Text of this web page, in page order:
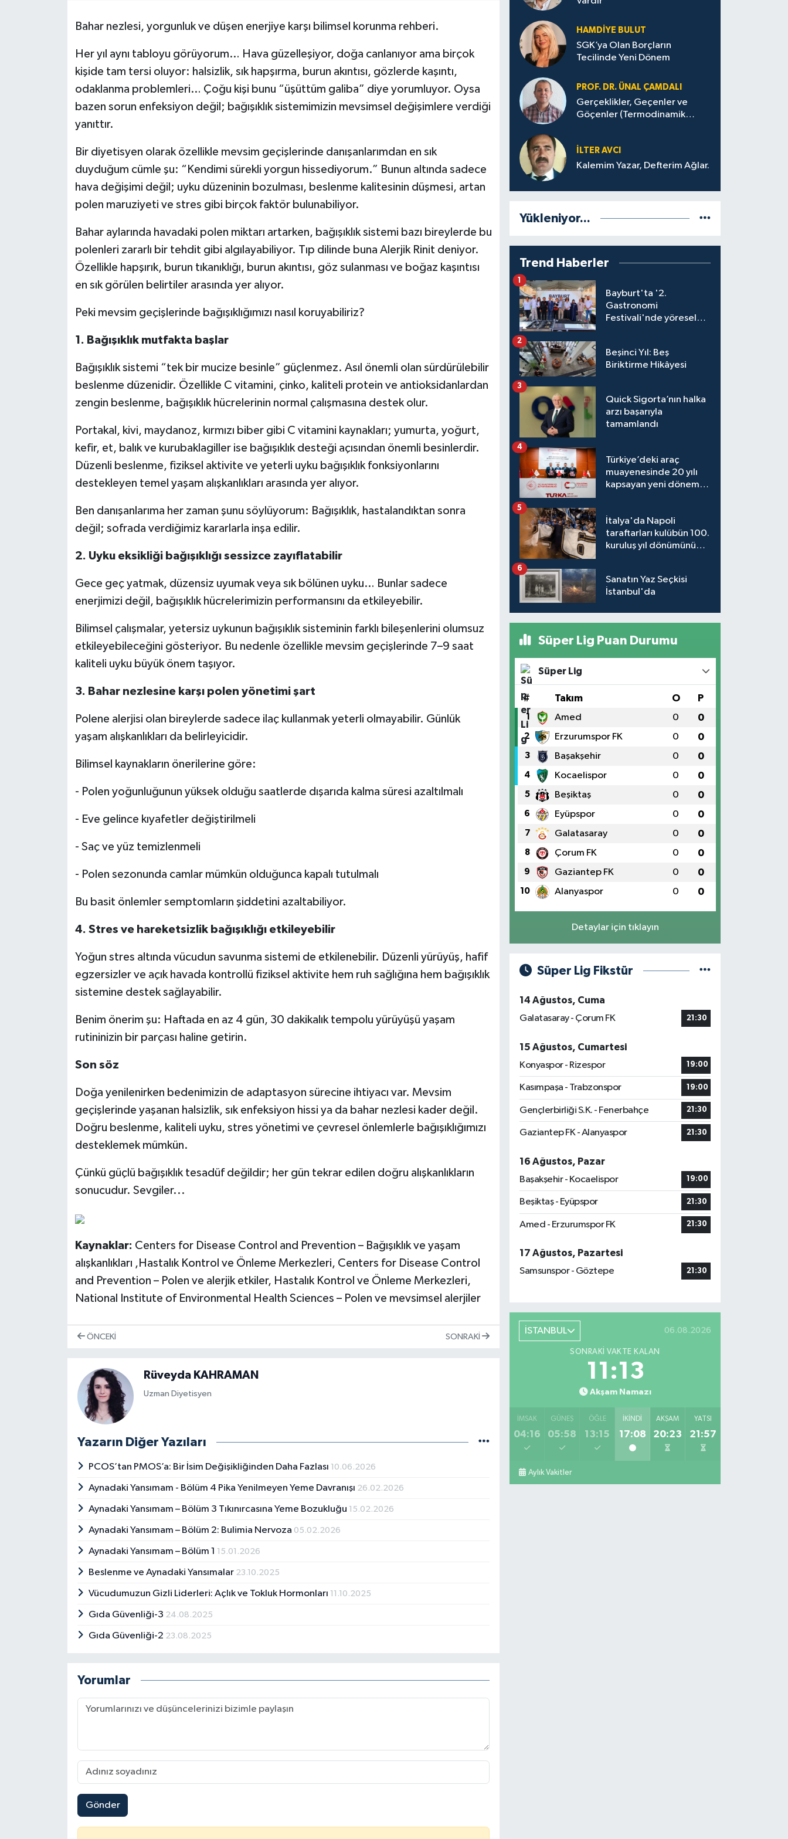
Bahar nezlesi, yorgunluk ve düşen enerjiye karşı bilimsel korunma rehberi.
Her yıl aynı tabloyu görüyorum… Hava güzelleşiyor, doğa canlanıyor ama birçok
kişide tam tersi oluyor: halsizlik, sık hapşırma, burun akıntısı, gözlerde kaşıntı,
odaklanma problemleri… Çoğu kişi bunu “üşüttüm galiba” diye yorumluyor. Oysa
bazen sorun enfeksiyon değil; bağışıklık sistemimizin mevsimsel değişimlere verdiği
yanıttır.
Bir diyetisyen olarak özellikle mevsim geçişlerinde danışanlarımdan en sık
duyduğum cümle şu: “Kendimi sürekli yorgun hissediyorum.” Bunun altında sadece
hava değişimi değil; uyku düzeninin bozulması, beslenme kalitesinin düşmesi, artan
polen maruziyeti ve stres gibi birçok faktör bulunabiliyor.
Bahar aylarında havadaki polen miktarı artarken, bağışıklık sistemi bazı bireylerde bu
polenleri zararlı bir tehdit gibi algılayabiliyor. Tıp dilinde buna Alerjik Rinit deniyor.
Özellikle hapşırık, burun tıkanıklığı, burun akıntısı, göz sulanması ve boğaz kaşıntısı
en sık görülen belirtiler arasında yer alıyor.
Peki mevsim geçişlerinde bağışıklığımızı nasıl koruyabiliriz?
1. Bağışıklık mutfakta başlar
Bağışıklık sistemi “tek bir mucize besinle” güçlenmez. Asıl önemli olan sürdürülebilir
beslenme düzenidir. Özellikle C vitamini, çinko, kaliteli protein ve antioksidanlardan
zengin beslenme, bağışıklık hücrelerinin normal çalışmasına destek olur.
Portakal, kivi, maydanoz, kırmızı biber gibi C vitamini kaynakları; yumurta, yoğurt,
kefir, et, balık ve kurubaklagiller ise bağışıklık desteği açısından önemli besinlerdir.
Düzenli beslenme, fiziksel aktivite ve yeterli uyku bağışıklık fonksiyonlarını
destekleyen temel yaşam alışkanlıkları arasında yer alıyor.
Ben danışanlarıma her zaman şunu söylüyorum: Bağışıklık, hastalandıktan sonra
değil; sofrada verdiğimiz kararlarla inşa edilir.
2. Uyku eksikliği bağışıklığı sessizce zayıflatabilir
Gece geç yatmak, düzensiz uyumak veya sık bölünen uyku… Bunlar sadece
enerjimizi değil, bağışıklık hücrelerimizin performansını da etkileyebilir.
Bilimsel çalışmalar, yetersiz uykunun bağışıklık sisteminin farklı bileşenlerini olumsuz
etkileyebileceğini gösteriyor. Bu nedenle özellikle mevsim geçişlerinde 7–9 saat
kaliteli uyku büyük önem taşıyor.
3. Bahar nezlesine karşı polen yönetimi şart
Polene alerjisi olan bireylerde sadece ilaç kullanmak yeterli olmayabilir. Günlük
yaşam alışkanlıkları da belirleyicidir.
Bilimsel kaynakların önerilerine göre:
- Polen yoğunluğunun yüksek olduğu saatlerde dışarıda kalma süresi azaltılmalı
- Eve gelince kıyafetler değiştirilmeli
- Saç ve yüz temizlenmeli
- Polen sezonunda camlar mümkün olduğunca kapalı tutulmalı
Bu basit önlemler semptomların şiddetini azaltabiliyor.
4. Stres ve hareketsizlik bağışıklığı etkileyebilir
Yoğun stres altında vücudun savunma sistemi de etkilenebilir. Düzenli yürüyüş, hafif
egzersizler ve açık havada kontrollü fiziksel aktivite hem ruh sağlığına hem bağışıklık
sistemine destek sağlayabilir.
Benim önerim şu: Haftada en az 4 gün, 30 dakikalık tempolu yürüyüşü yaşam
rutininizin bir parçası haline getirin.
Son söz
Doğa yenilenirken bedenimizin de adaptasyon sürecine ihtiyacı var. Mevsim
geçişlerinde yaşanan halsizlik, sık enfeksiyon hissi ya da bahar nezlesi kader değil.
Doğru beslenme, kaliteli uyku, stres yönetimi ve çevresel önlemlerle bağışıklığımızı
desteklemek mümkün.
Çünkü güçlü bağışıklık tesadüf değildir; her gün tekrar edilen doğru alışkanlıkların
sonucudur. Sevgiler...
Kaynaklar: Centers for Disease Control and Prevention – Bağışıklık ve yaşam
alışkanlıkları ,Hastalık Kontrol ve Önleme Merkezleri, Centers for Disease Control
and Prevention – Polen ve alerjik etkiler, Hastalık Kontrol ve Önleme Merkezleri,
National Institute of Environmental Health Sciences – Polen ve mevsimsel alerjiler
ÖNCEKI SONRAKI
Rüveyda KAHRAMAN
Uzman Diyetisyen
Yazarın Diğer Yazıları
PCOS’tan PMOS’a: Bir İsim Değişikliğinden Daha Fazlası 10.06.2026
Aynadaki Yansımam - Bölüm 4 Pika Yenilmeyen Yeme Davranışı 26.02.2026
Aynadaki Yansımam – Bölüm 3 Tıkınırcasına Yeme Bozukluğu 15.02.2026
Aynadaki Yansımam – Bölüm 2: Bulimia Nervoza 05.02.2026
Aynadaki Yansımam – Bölüm 1 15.01.2026
Beslenme ve Aynadaki Yansımalar 23.10.2025
Vücudumuzun Gizli Liderleri: Açlık ve Tokluk Hormonları 11.10.2025
Gıda Güvenliği-3 24.08.2025
Gıda Güvenliği-2 23.08.2025
Yorumlar
Gönder
HAMDIYE BULUT
SGK’ya Olan Borçların
Tecilinde Yeni Dönem
PROF. DR. ÜNAL ÇAMDALI
Gerçeklikler, Geçenler ve
Göçenler (Termodinamik
İLTER AVCI
Kalemim Yazar, Defterim Ağlar.
Yükleniyor...
Trend Haberler
Bayburt'ta '2.
Gastronomi
Festivali'nde yöresel
1
Beşinci Yıl: Beş
Biriktirme Hikâyesi
2
Quick Sigorta’nın halka
arzı başarıyla
tamamlandı
3
Türkiye’deki araç
muayenesinde 20 yılı
kapsayan yeni dönem
4
İtalya'da Napoli
taraftarları kulübün 100.
kuruluş yıl dönümünü
5
Sanatın Yaz Seçkisi
İstanbul'da
6
Süper Lig Puan Durumu
Süper Lig
# Takım O P
1 Amed 0 0
2 Erzurumspor FK 0 0
3 Başakşehir 0 0
4 Kocaelispor 0 0
5 Beşiktaş 0 0
6 Eyüpspor 0 0
7 Galatasaray 0 0
8 Çorum FK 0 0
9 Gaziantep FK 0 0
10 Alanyaspor 0 0
Detaylar için tıklayın
Süper Lig Fikstür
14 Ağustos, Cuma
Galatasaray - Çorum FK
21:30
15 Ağustos, Cumartesi
Konyaspor - Rizespor
19:00
Kasımpaşa - Trabzonspor 19:00
Gençlerbirliği S.K. - Fenerbahçe 21:30
Gaziantep FK - Alanyaspor 21:30
16 Ağustos, Pazar
Başakşehir - Kocaelispor
19:00
Beşiktaş - Eyüpspor 21:30
Amed - Erzurumspor FK 21:30
17 Ağustos, Pazartesi
Samsunspor - Göztepe
21:30
İSTANBUL 06.08.2026
SONRAKI VAKTE KALAN
11:12
Akşam Namazı
İMSAK
04:16
GÜNEŞ
05:58
ÖĞLE
13:15
İKINDI
17:08
AKŞAM
20:23
YATSI
21:57
Aylık Vakitler